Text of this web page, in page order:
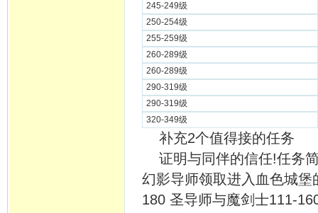
245-249级
250-254级
255-259级
260-289级
260-289级
290-319级
290-319级
320-349级
补充2个值得接的任务
证明与同伴的信任!任务
幻影导师领取进入血色城
180 圣导师与魔剑士111-